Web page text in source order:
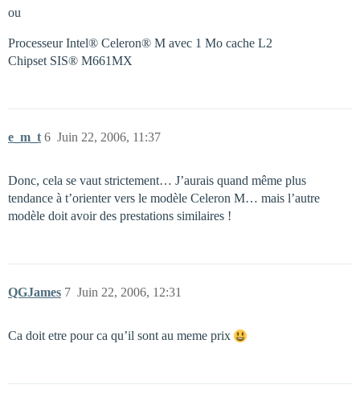
ou
Processeur Intel® Celeron® M avec 1 Mo cache L2
Chipset SIS® M661MX
e_m_t Juin 22, 2006, 11:37
6
Donc, cela se vaut strictement… J’aurais quand même plus
tendance à t’orienter vers le modèle Celeron M… mais l’autre
modèle doit avoir des prestations similaires !
QGJames Juin 22, 2006, 12:31
7
Ca doit etre pour ca qu’il sont au meme prix